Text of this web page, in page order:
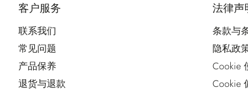
客户服务
联系我们
常见问题
产品保养
退货与退款
法律声
条款与
隐私政
Cookie
Cookie